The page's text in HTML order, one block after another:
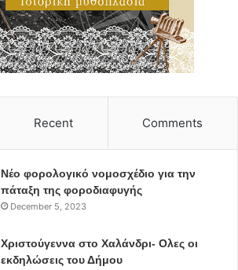
Recent Comments
Νέο φορολογικό νομοσχέδιο για την
πάταξη της φοροδιαφυγής
December 5, 2023
Χριστούγεννα στο Χαλάνδρι- Ολες οι
εκδηλώσεις του Δήμου